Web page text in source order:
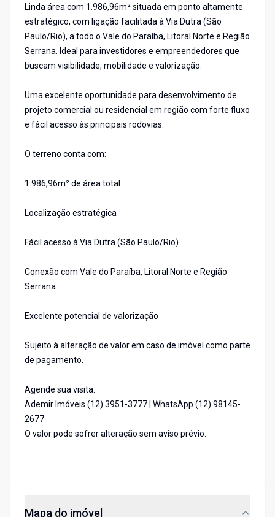
Linda área com 1.986,96m² situada em ponto altamente
estratégico, com ligação facilitada à Via Dutra (São
Paulo/Rio), a todo o Vale do Paraíba, Litoral Norte e Região
Serrana. Ideal para investidores e empreendedores que
buscam visibilidade, mobilidade e valorização.
Uma excelente oportunidade para desenvolvimento de
projeto comercial ou residencial em região com forte fluxo
e fácil acesso às principais rodovias.
O terreno conta com:
1.986,96m² de área total
Localização estratégica
Fácil acesso à Via Dutra (São Paulo/Rio)
Conexão com Vale do Paraíba, Litoral Norte e Região
Serrana
Excelente potencial de valorização
Sujeito à alteração de valor em caso de imóvel como parte
de pagamento.
Agende sua visita.
Ademir Imóveis (12) 3951-3777 | WhatsApp (12) 98145-
2677
O valor pode sofrer alteração sem aviso prévio.
Mapa do imóvel